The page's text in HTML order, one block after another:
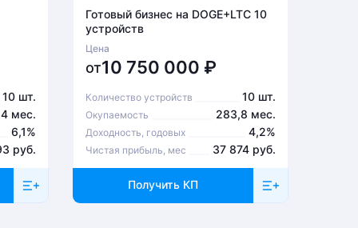
10 шт.
мес.
6,1%
руб.
Готовый бизнес на DOGE+LTC 10
устройств
Цена
от10 750 000 ₽
Количество устройств 10 шт.
Окупаемость 283,8 мес.
Доходность, годовых 4,2%
Чистая прибыль, мес 37 874 руб.
Получить КП